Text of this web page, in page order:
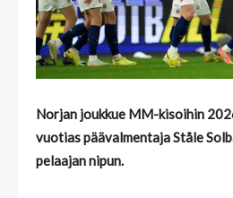
Norjan joukkue MM-kisoihin
vuotias päävalmentaja Ståle
pelaajan nipun.